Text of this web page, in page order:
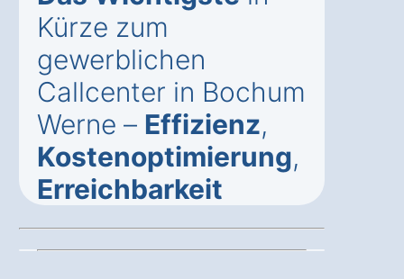
Kürze zum
gewerblichen
Callcenter in Bochum
Werne – Effizienz,
Kostenoptimierung,
Erreichbarkeit